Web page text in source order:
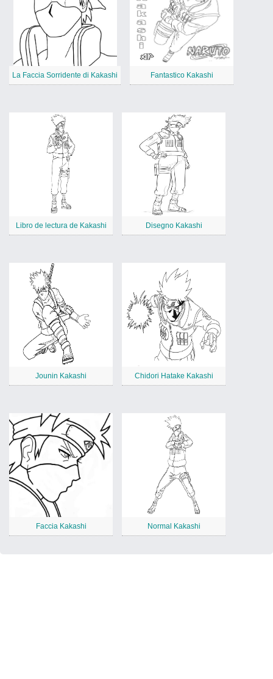
La Faccia Sorridente di Kakashi Fantastico Kakashi
Libro de lectura de Kakashi Disegno Kakashi
Jounin Kakashi Chidori Hatake Kakashi
Faccia Kakashi Normal Kakashi